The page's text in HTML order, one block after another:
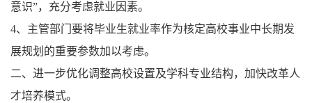
意识”，充分考虑就业因素。
4、主管部门要将毕业生就业率作为核定高校事业中长期发
展规划的重要参数加以考虑。
二、进一步优化调整高校设置及学科专业结构，加快改革人
才培养模式。